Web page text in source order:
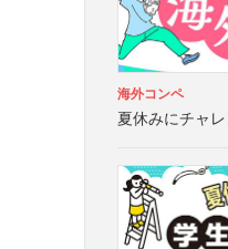
海外コンペ
夏休みにチャ